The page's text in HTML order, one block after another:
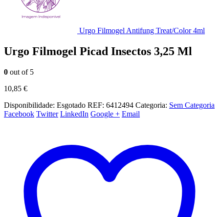
Urgo Filmogel Antifung Treat/Color 4ml
Urgo Filmogel Picad Insectos 3,25 Ml
0 out of 5
10,85 €
Disponibilidade: Esgotado REF: 6412494 Categoria: Sem Categoria
Facebook Twitter LinkedIn Google + Email